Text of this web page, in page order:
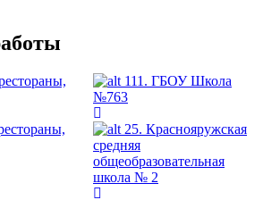
111. ГБОУ Школа
№763
25. Краснояружская
средняя
общеобразовательная
школа № 2